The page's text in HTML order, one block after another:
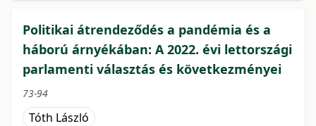
Politikai átrendeződés a pandémia és a
háború árnyékában: A 2022. évi lettországi
parlamenti választás és következményei
73-94
Tóth László